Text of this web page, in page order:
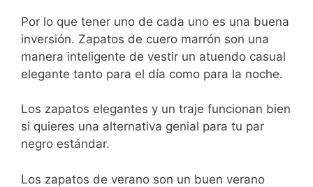
Por lo que tener uno de cada uno es una buena
inversión. Zapatos de cuero marrón son una
manera inteligente de vestir un atuendo casual
elegante tanto para el día como para la noche.
Los zapatos elegantes y un traje funcionan bien
si quieres una alternativa genial para tu par
negro estándar.
Los zapatos de verano son un buen verano